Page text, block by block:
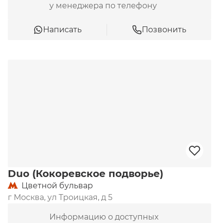
у менеджера по телефону
Написать Позвонить
Duo (Кокоревское подворье)
Цветной бульвар
г Москва, ул Троицкая, д 5
Информацию о доступных